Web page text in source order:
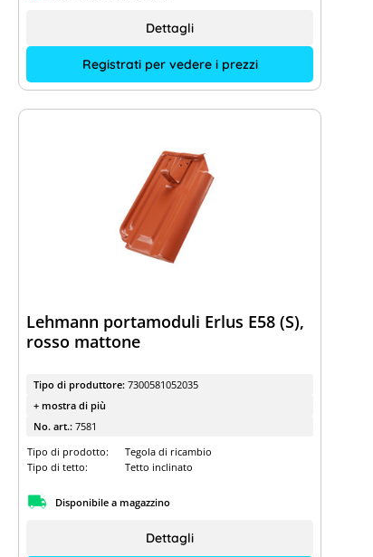
Registrati per vedere i prezzi
Dettagli
Lehmann portamoduli Erlus E58 (S),
rosso mattone
Tipo di produttore: 7300581052035
+ mostra di più
No. art.: 7581
Tipo di prodotto:
Tegola di ricambio
Tipo di tetto:
Tetto inclinato
Disponibile a magazzino
Dettagli